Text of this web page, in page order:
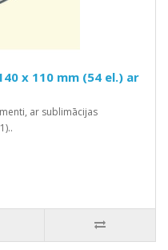
x 110 mm (54 el.) ar
ar sublimācijas